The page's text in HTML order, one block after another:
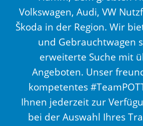
Volkswagen, Audi, VW
Škoda in der Region. Wir
und Gebrauchtwagen
erweiterte Suche mit
Angeboten. Unser
kompetentes
Ihnen jederzeit zur
bei der Auswahl Ihres